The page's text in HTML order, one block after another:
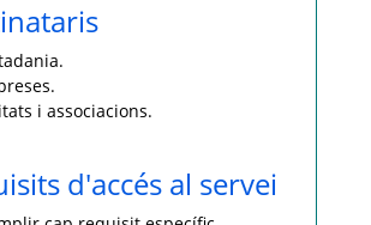
i associacions.
d'accés al servei